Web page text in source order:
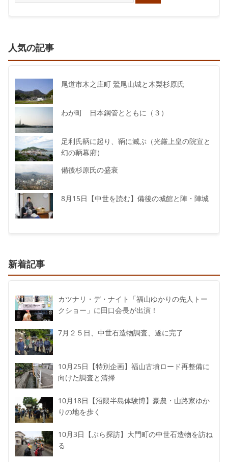
人気の記事
尾道市木之庄町 鷲尾山城と木梨杉原氏
わが町 日本鋼管とともに（３）
足利氏鞆に起り、鞆に滅ぶ（光厳上皇の院宣と
幻の鞆幕府）
備後杉原氏の盛衰
8月15日【中世を読む】備後の城館と陣・陣城
新着記事
カツナリ・デ・ナイト「福山ゆかりの先人トー
クショー」に田口会長が出演！
7月２５日、中世石造物調査、遂に完了
10月25日【特別企画】福山古墳ロード再整備に
向けた調査と清掃
10月18日【沼隈半島体験博】豪農・山路家ゆか
りの地を歩く
10月3日【ぶら探訪】大門町の中世石造物を訪ね
る